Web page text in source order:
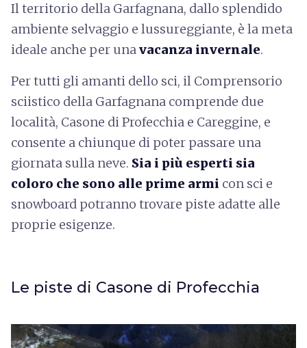
Il territorio della Garfagnana, dallo splendido
ambiente selvaggio e lussureggiante, è la meta
ideale anche per unavacanza invernale.
Per tutti gli amanti dello sci, il Comprensorio
sciistico della Garfagnana comprende due
località, Casone di Profecchia e Careggine, e
consente a chiunque di poter passare una
giornata sulla neve. Sia i più esperti sia
coloro che sono alle prime armi con sci e
snowboard potranno trovare piste adatte alle
proprie esigenze.
Le piste di Casone di Profecchia